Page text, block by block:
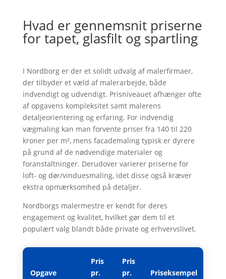
Hvad er gennemsnit priserne
for tapet, glasfilt og spartling
I Nordborg er der et solidt udvalg af malerfirmaer,
der tilbyder et væld af malerarbejde, både
indvendigt og udvendigt. Prisniveauet afhænger ofte
af opgavens kompleksitet samt malerens
detaljeorientering og erfaring. For indvendig
vægmaling kan man forvente priser fra 140 til 220
kroner per m², mens facademaling typisk er dyrere
på grund af de nødvendige materialer og
foranstaltninger. Derudover varierer priserne for
loft- og dør/vinduesmaling, idet disse også kræver
ekstra opmærksomhed på detaljer.
Nordborgs malermestre er kendt for deres
engagement og kvalitet, hvilket gør dem til et
populært valg blandt både private og erhvervslivet.
Opgave
Pris
pr.
Pris
pr.
Priseksempel